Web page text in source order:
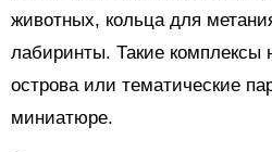
животных, кольца для
лабиринты. Такие комплексы
острова или тематические
миниатюре.